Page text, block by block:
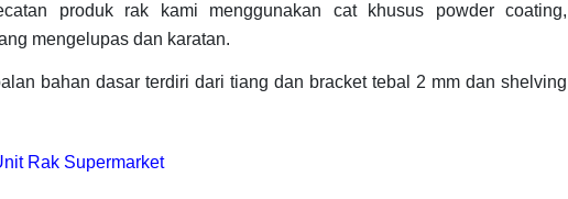
produk rak kami menggunakan cat khusus powder coating,
mengelupas dan karatan.
bahan dasar terdiri dari tiang dan bracket tebal 2 mm dan shelving
Rak Supermarket